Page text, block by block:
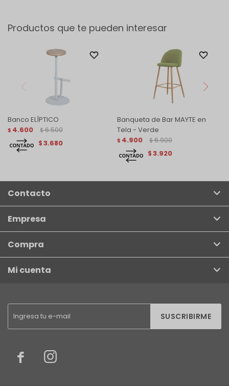
Productos que te pueden interesar
Banco ELÍPTICO
$ 4.600 $ 6.500
$3.680
Banqueta de Bar MAYTE en
Tela - Verde
$ 4.900 $ 6.900
$3.920
SUSCRIBIRME
 
Contacto
Empresa
Compra
Mi cuenta